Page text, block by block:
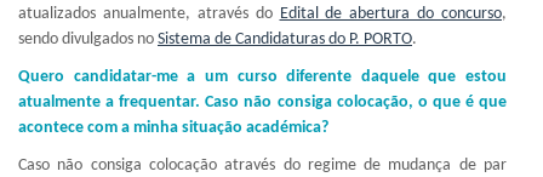
atualizados anualmente, através do Edital de abertura do concurso,
sendo divulgados no Sistema de Candidaturas do P. PORTO.
Quero candidatar-me a um curso diferente daquele que estou
atualmente a frequentar. Caso não consiga colocação, o que é que
acontece com a minha situação académica?
Caso não consiga colocação através do regime de mudança de par